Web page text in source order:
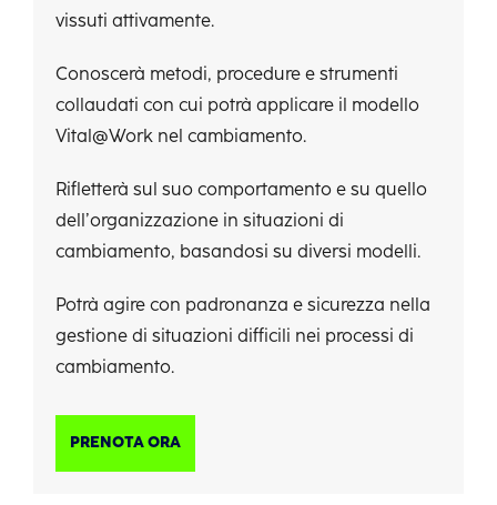
vissuti attivamente.
Conoscerà metodi, procedure e strumenti
collaudati con cui potrà applicare il modello
Vital@Work nel cambiamento.
Rifletterà sul suo comportamento e su quello
dell’organizzazione in situazioni di
cambiamento, basandosi su diversi modelli.
Potrà agire con padronanza e sicurezza nella
gestione di situazioni difficili nei processi di
cambiamento.
PRENOTA ORA